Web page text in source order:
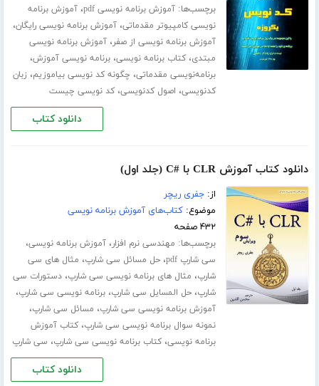
برچسب‌ها:آموزش برنامه نویسی pdf ،آموزش برنامه
نویسی کامپیوتر مقدماتی،آموزش برنامه نویسی رایگان،
آموزش برنامه نویسی از صفر،آموزش برنامه نویسی
مبتدی،کتاب برنامه نویسی،برنامه نویسی آموزش،
برنامه‌نویسی مقدماتی، چگونه کد نویسی بیاموزیم، زبان
کدنویسی، اصول کدنویسی،کد نویسی چیست
دانلود کتاب
دانلود کتاب آموزش CLR با #C (جلد اول)
از:جفری ریچر
موضوع:کتاب‌های آموزش برنامه نویسی
۴۳۲ صفحه
برچسب‌ها: مهندسی نرم افزار،آموزش برنامه نویسی،
سی شارپ pdf ،حل مسائل سی شارپ، مثال های سی
شارپ، مثال های برنامه نویسی سی شارپ،دستورات سی
شارپ،حل المسایل سی شارپ،برنامه نویسی سی شارپ،
آموزش برنامه نویسی سی شارپ، مسائل سی شارپ،
نمونه سوال برنامه نویسی سی شارپ،کتاب آموزش
برنامه نویسی،کتاب برنامه نویسی سی شارپ، سی شارپ
دانلود کتاب